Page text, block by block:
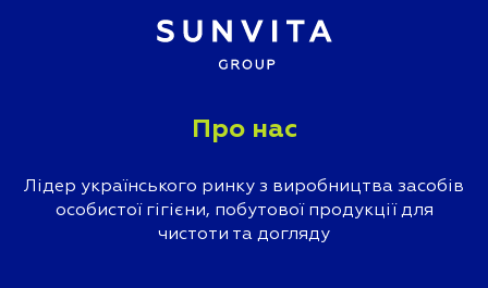
Про нас
Лідер українського ринку з виробництва засобів
особистої гігієни, побутової продукції для
чистоти та догляду